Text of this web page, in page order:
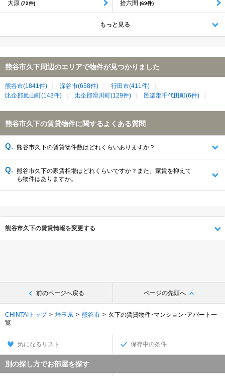
大原 (72件) 拾六間 (69件)
もっと見る
熊谷市久下周辺のエリアで物件が見つかりました
熊谷市(1841件) 深谷市(658件)
行田市(411件)
比企郡嵐山町(143件)
比企郡滑川町(129件) 邑楽郡千代田町(6件)
熊谷市久下の賃貸物件に関するよくある質問
熊谷市久下の賃貸物件数はどれくらいありますか？
熊谷市久下の家賃相場はどれくらいですか？また、家賃を抑えて
も物件はありますか。
熊谷市久下の賃貸情報を変更する
前のページへ戻る ページの先頭へ
CHINTAIトップ 埼玉県 熊谷市
久下の賃貸物件･マンション･アパート一
覧
気になるリスト 保存中の条件
別の探し方でお部屋を探す